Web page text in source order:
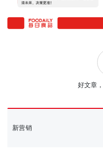
好文章
新营销